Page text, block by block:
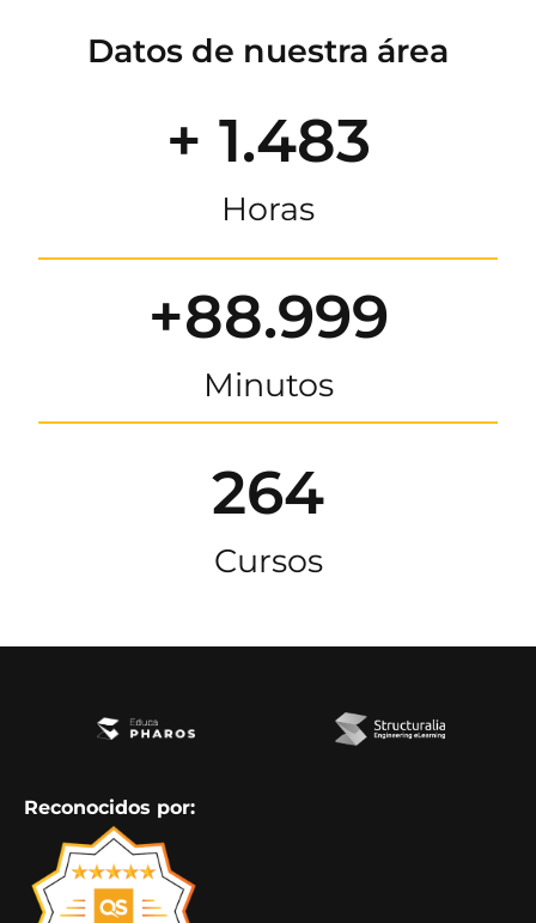
Datos de nuestra área
+ 1.483
Horas
+88.999
Minutos
264
Cursos
Reconocidos por: